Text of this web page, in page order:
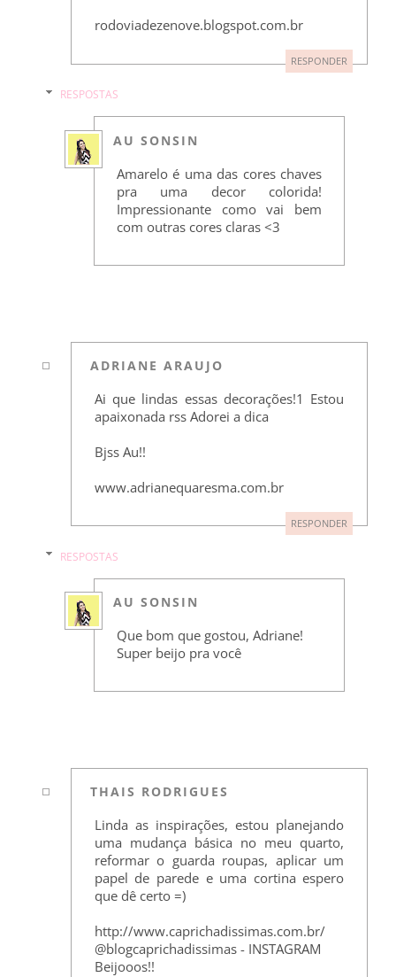
rodoviadezenove.blogspot.com.br
RESPONDER
RESPOSTAS
AU SONSIN
Amarelo é uma das cores chaves
pra uma decor colorida!
Impressionante como vai bem
com outras cores claras <3
ADRIANE ARAUJO
Ai que lindas essas decorações!1 Estou
apaixonada rss Adorei a dica
Bjss Au!!
www.adrianequaresma.com.br
RESPONDER
RESPOSTAS
AU SONSIN
Que bom que gostou, Adriane!
Super beijo pra você
THAIS RODRIGUES
Linda as inspirações, estou planejando
uma mudança básica no meu quarto,
reformar o guarda roupas, aplicar um
papel de parede e uma cortina espero
que dê certo =)
http://www.caprichadissimas.com.br/
@blogcaprichadissimas - INSTAGRAM
Beijooos!!